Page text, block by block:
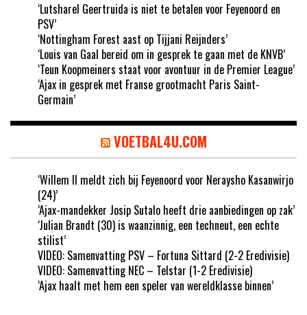
‘Lutsharel Geertruida is niet te betalen voor Feyenoord en
PSV’
‘Nottingham Forest aast op Tijjani Reijnders’
‘Louis van Gaal bereid om in gesprek te gaan met de KNVB’
‘Teun Koopmeiners staat voor avontuur in de Premier League’
‘Ajax in gesprek met Franse grootmacht Paris Saint-
Germain’
VOETBAL4U.COM
‘Willem II meldt zich bij Feyenoord voor Neraysho Kasanwirjo
(24)’
‘Ajax-mandekker Josip Sutalo heeft drie aanbiedingen op zak’
‘Julian Brandt (30) is waanzinnig, een techneut, een echte
stilist’
VIDEO: Samenvatting PSV – Fortuna Sittard (2-2 Eredivisie)
VIDEO: Samenvatting NEC – Telstar (1-2 Eredivisie)
‘Ajax haalt met hem een speler van wereldklasse binnen’